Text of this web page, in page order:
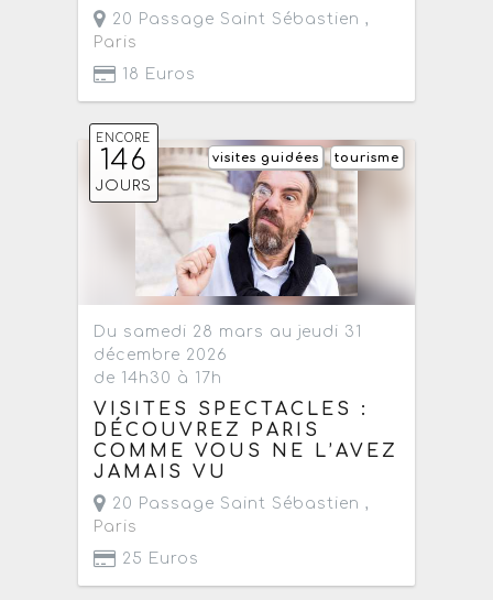
20 Passage Saint Sébastien ,
Paris
18 Euros
ENCORE
146
JOURS
tourisme
visites guidées
Du samedi 28 mars au jeudi 31
décembre 2026
de 14h30 à 17h
VISITES SPECTACLES :
DÉCOUVREZ PARIS
COMME VOUS NE L’AVEZ
JAMAIS VU
20 Passage Saint Sébastien ,
Paris
25 Euros